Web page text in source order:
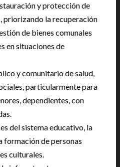
y protección de
priorizando la recuperación
de bienes comunales
en situaciones de
y comunitario de salud,
particularmente para
dependientes, con
del sistema educativo, la
formación de personas
culturales.